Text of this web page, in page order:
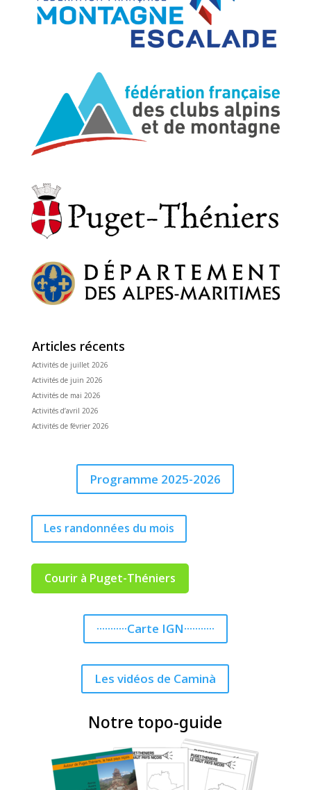
Articles récents
Activités de juillet 2026
Activités de juin 2026
Activités de mai 2026
Activités d’avril 2026
Activités de février 2026
Programme 2025-2026
Les randonnées du mois
Courir à Puget-Théniers
···········Carte IGN···········
Les vidéos de Caminà
Notre topo-guide